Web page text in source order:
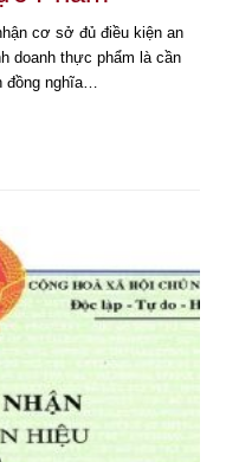
cơ sở đủ điều kiện an
doanh thực phẩm là cần
đồng nghĩa…